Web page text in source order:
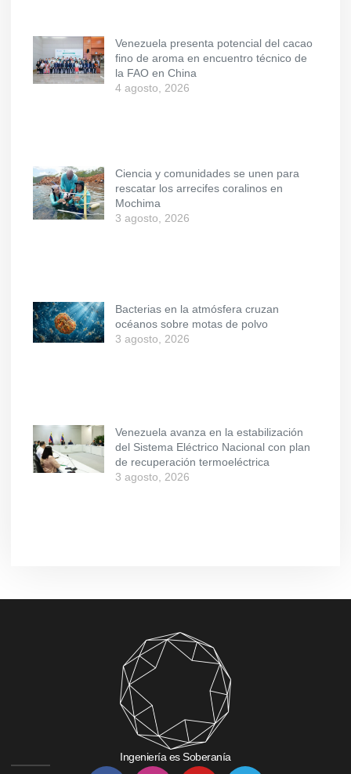
Venezuela presenta potencial del cacao
fino de aroma en encuentro técnico de
la FAO en China
4 agosto, 2026
Ciencia y comunidades se unen para
rescatar los arrecifes coralinos en
Mochima
3 agosto, 2026
Bacterias en la atmósfera cruzan
océanos sobre motas de polvo
3 agosto, 2026
Venezuela avanza en la estabilización
del Sistema Eléctrico Nacional con plan
de recuperación termoeléctrica
3 agosto, 2026
Ingeniería es Soberanía